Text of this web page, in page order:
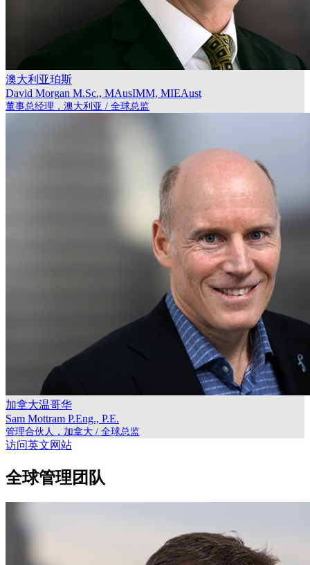
澳大利亚珀斯
David Morgan M.Sc., MAusIMM, MIEAust
董事总经理，澳大利亚 / 全球总监
加拿大温哥华
Sam Mottram P.Eng., P.E.
管理合伙人，加拿大 / 全球总监
访问英文网站
全球管理团队